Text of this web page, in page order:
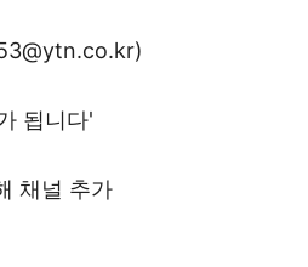
됩니다'
채널 추가